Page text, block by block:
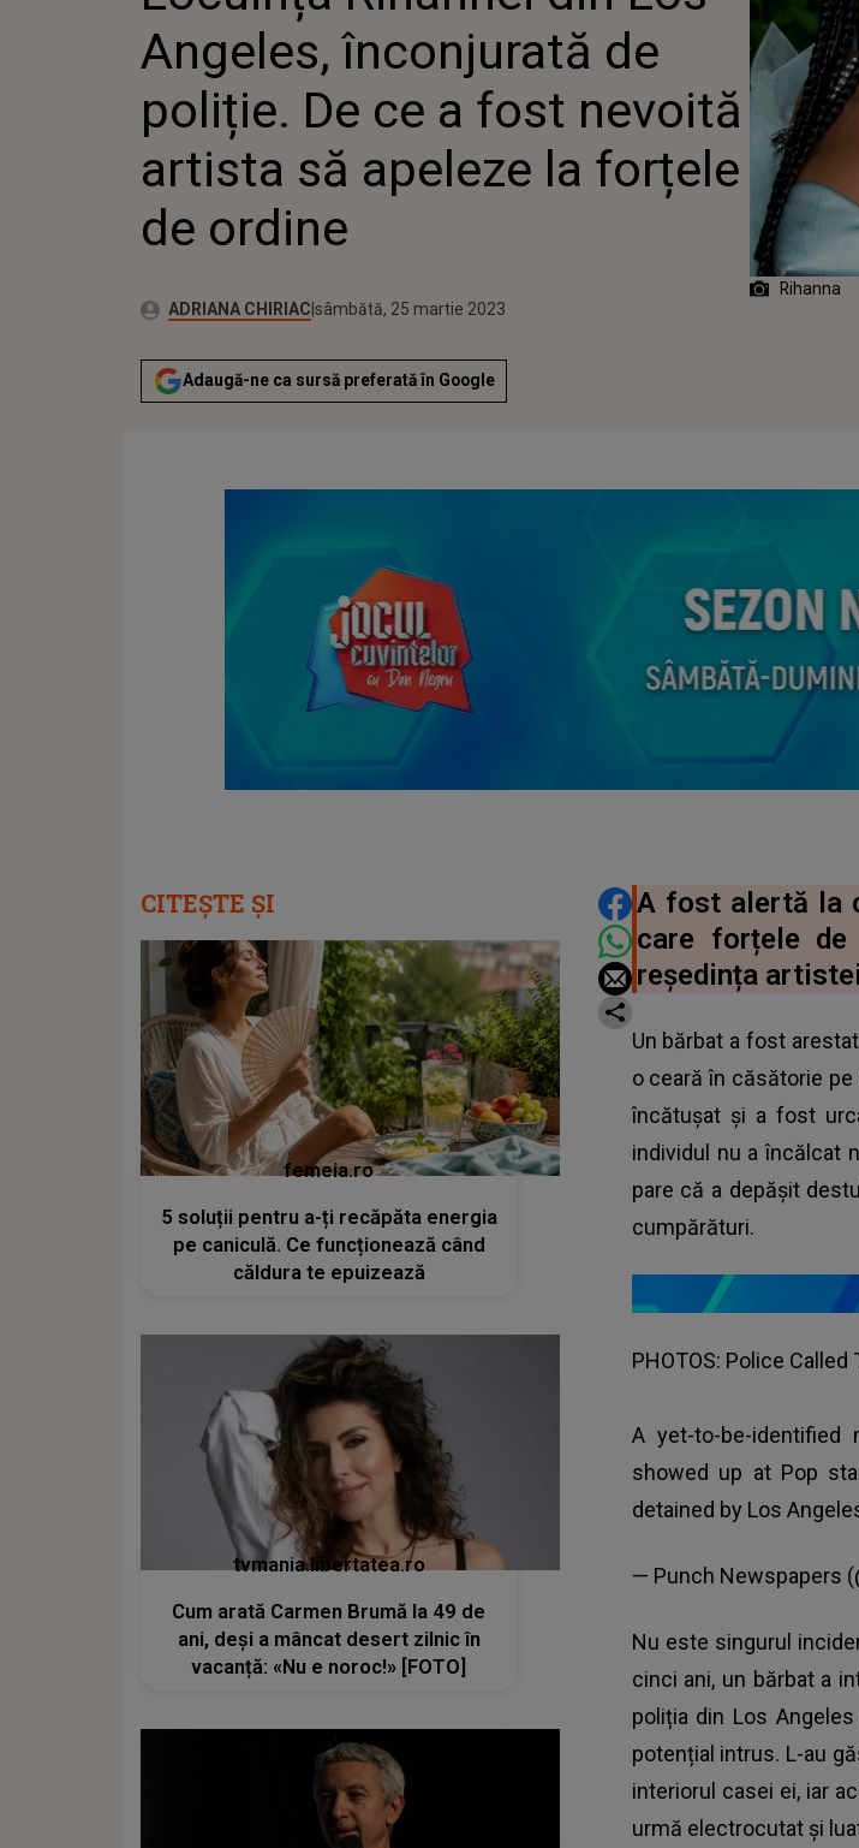
ARTISTA SĂ APELEZE LA
FORȚELE DE ORDINE
Angeles, înconjurată de
poliție. De ce a fost nevoită
artista să apeleze la forțele
de ordine
Autor:ADRIANA CHIRIACPublicat:
sâmbătă, 25 martie 2023
Actualizat:
sâmbătă, 25 martie 2023
Adaugă-ne ca sursă preferată în Google
Rihanna
DISTRIBUIE
A fost alertă la
care forțele
reședința
Un bărbat a fost
o ceară în căsătorie
încătușat și a fost
individul nu a încălcat
pare că a depășit
cumpărături.
PHOTOS: Police
A yet-to-be-
showed up at Pop
detained by Los
— Punch Newspapers
Nu este singurul
cinci ani, un bărbat a
poliția din Los
potențial intrus. L-au
interiorul casei ei, iar
urmă electrocutat și
CITEȘTE ȘI
femeia.ro
5 soluții pentru a-ți recăpăta energia
pe caniculă. Ce funcționează când
căldura te epuizează
tvmania.libertatea.ro
Cum arată Carmen Brumă la 49 de
ani, deși a mâncat desert zilnic în
vacanță: «Nu e noroc!» [FOTO]